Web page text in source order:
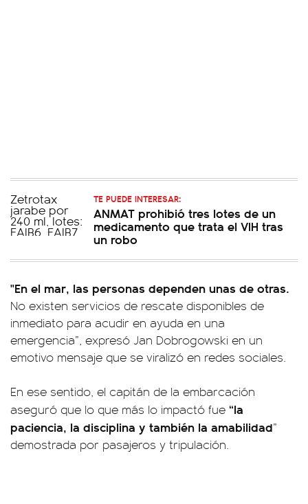
TE PUEDE INTERESAR:
ANMAT prohibió tres lotes de un
medicamento que trata el VIH tras
un robo
"En el mar, las personas dependen unas de otras.
No existen servicios de rescate disponibles de
inmediato para acudir en ayuda en una
emergencia”, expresó Jan Dobrogowski en un
emotivo mensaje que se viralizó en redes sociales.
En ese sentido, el capitán de la embarcación
aseguró que lo que más lo impactó fue “la
paciencia, la disciplina y también la amabilidad”
demostrada por pasajeros y tripulación.